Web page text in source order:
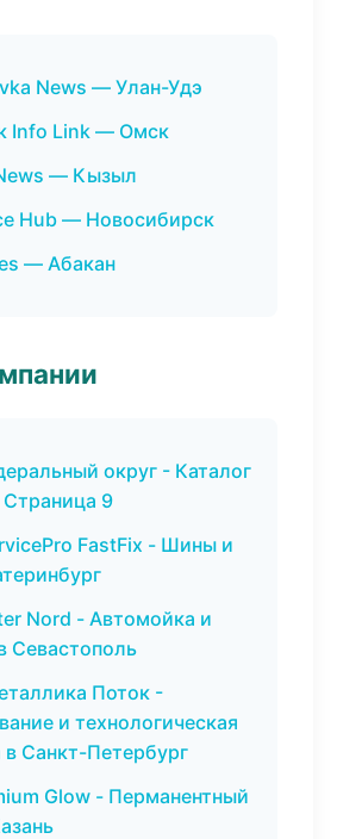
News — Улан-Удэ
Info Link — Омск
— Кызыл
Hub — Новосибирск
— Абакан
округ - Каталог
9
FastFix - Шины и
Nord - Автомойка и
Севастополь
Поток -
и технологическая
в Санкт-Петербург
Glow - Перманентный